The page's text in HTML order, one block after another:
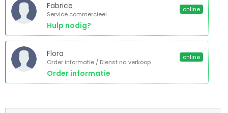
Fabrice
Service commercieel
Hulp nodig?
online
Flora
Order informatie / Dienst na verkoop
Order informatie
online